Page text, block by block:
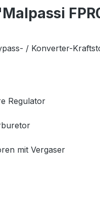
/ Konverter-
Regulator
mit Vergaser